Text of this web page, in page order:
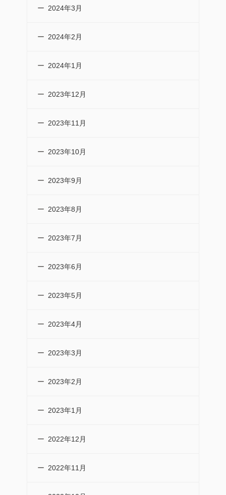
2024年3月
2024年2月
2024年1月
2023年12月
2023年11月
2023年10月
2023年9月
2023年8月
2023年7月
2023年6月
2023年5月
2023年4月
2023年3月
2023年2月
2023年1月
2022年12月
2022年11月